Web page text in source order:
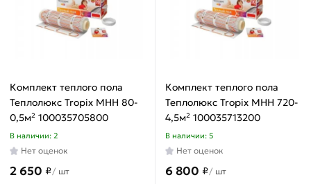
Вт
1350
Вт
150
Комплект теплого пола
Теплолюкс Tropix МНН 80-
0,5м² 100035705800
В наличии: 2
Нет оценок
2 650 ₽/ шт
Комплект теплого пола
Теплолюкс Tropix МНН 720-
4,5м² 100035713200
В наличии: 5
Нет оценок
6 800 ₽/ шт